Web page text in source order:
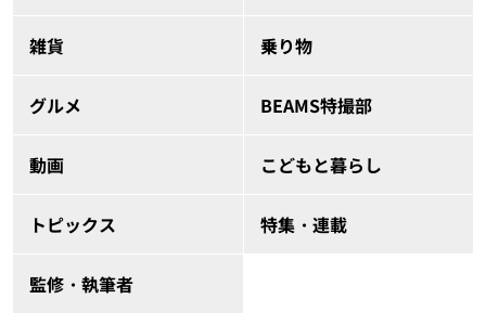
雑貨 乗り物
グルメ BEAMS特撮部
動画 こどもと暮らし
トピックス 特集・連載
監修・執筆者